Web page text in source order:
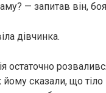
— запитав він,
дівчинка.
остаточно
йому сказали, що